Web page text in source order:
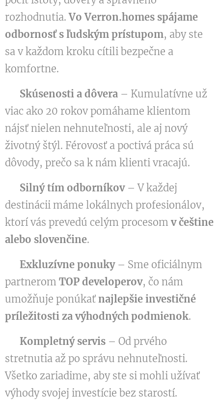
rozhodnutia.Vo Verron.homes spájame
odbornosť s ľudským prístupom, aby ste
sa v každom kroku cítili bezpečne a
komfortne.
Skúsenosti a dôvera – Kumulatívne už
viac ako 20 rokov pomáhame klientom
nájsť nielen nehnuteľnosti, ale aj nový
životný štýl. Férovosť a poctivá práca sú
dôvody, prečo sa k nám klienti vracajú.
Silný tím odborníkov– V každej
destinácii máme lokálnych profesionálov,
ktorí vás prevedú celým procesom v češtine
alebo slovenčine.
Exkluzívne ponuky– Sme oficiálnym
partnerom TOP developerov, čo nám
umožňuje ponúkať najlepšie investičné
príležitosti za výhodných podmienok.
Kompletný servis – Od prvého
stretnutia až po správu nehnuteľnosti.
Všetko zariadime, aby ste si mohli užívať
výhody svojej investície bez starostí.